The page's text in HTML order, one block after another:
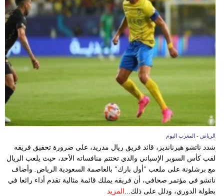
الرياض - المغرب اليوم
شدد ناتشو هيرنانديز، قائد فريق ريال مدريد، على ضرورة تحقيق فريقه
لقب كأس السوبر الإسباني والذي تختتم منافساته الأحد، حيث يلعب الريال
مع برشلونة على ملعب "أول بارك" بالعاصمة السعودية الرياض. وأضاف
ناتشو في مؤتمر صحافي، أن فريقه يملك قائمة مثالية تقدم أداء رائعا في
بطولة الدوري، ودلل على ذلك... المزيد